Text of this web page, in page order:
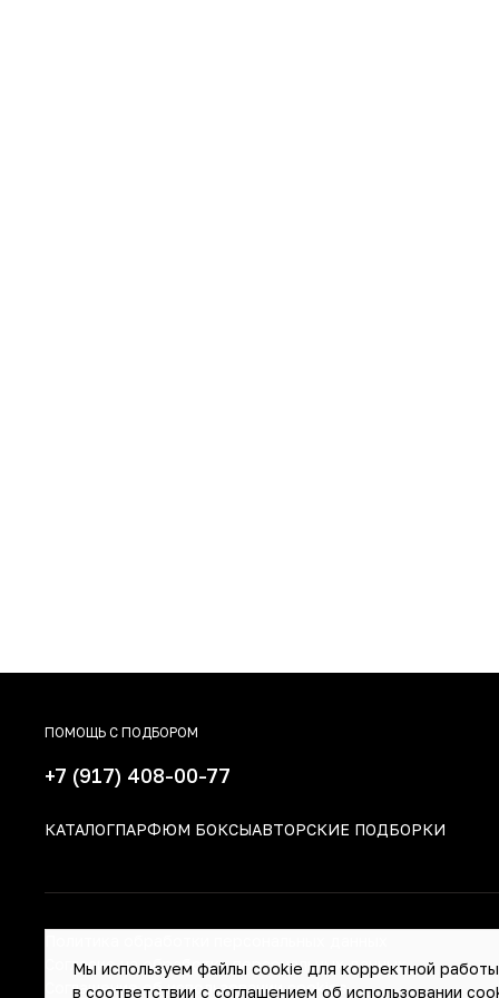
ПОМОЩЬ С ПОДБОРОМ
+7 (917) 408-00-77
КАТАЛОГПАРФЮМ БОКСЫАВТОРСКИЕ ПОДБОРКИ
Согласие на обработку персональных данных
Соглашение об использовании cookies
Мы используем файлы cookie для корректной работы
в соответствии с соглашением об использовании